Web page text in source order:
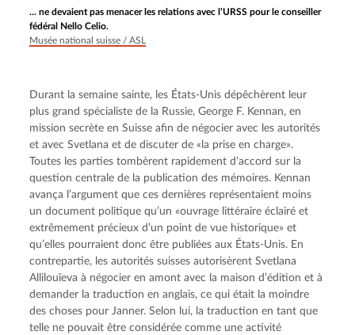
... ne devaient pas menacer les relations avec l’URSS pour le conseiller
fédéral Nello Celio.
Musée national suisse / ASL
Durant la semaine sainte, les États-Unis dépêchèrent leur
plus grand spécialiste de la Russie, George F. Kennan, en
mission secrète en Suisse afin de négocier avec les autorités
et avec Svetlana et de discuter de «la prise en charge».
Toutes les parties tombèrent rapidement d’accord sur la
question centrale de la publication des mémoires. Kennan
avança l’argument que ces dernières représentaient moins
un document politique qu’un «ouvrage littéraire éclairé et
extrêmement précieux d’un point de vue historique» et
qu’elles pourraient donc être publiées aux États-Unis. En
contrepartie, les autorités suisses autorisèrent Svetlana
Allilouïeva à négocier en amont avec la maison d’édition et à
demander la traduction en anglais, ce qui était la moindre
des choses pour Janner. Selon lui, la traduction en tant que
telle ne pouvait être considérée comme une activité